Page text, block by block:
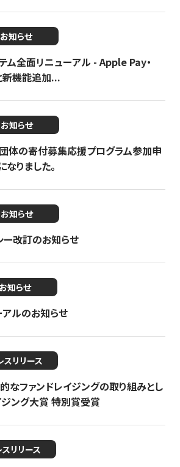
お知らせ
ム全面リニューアル - Apple Pay・
機能追加...
お知らせ
団体の寄付募集応援プログラム参加申
りました。
お知らせ
ー改訂のお知らせ
お知らせ
アルのお知らせ
スリリース
なファンドレイジングの取り組みとし
ジング大賞 特別賞受賞
スリリース